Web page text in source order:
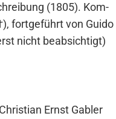
(1805). Kom­
fort­ge­führt von Gui­do
nicht beab­sich­tigt)
Ernst Gab­ler